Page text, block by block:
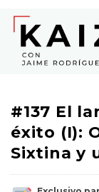
J
a
i
m
e
#137 El
éxito (I):
Sixtina y